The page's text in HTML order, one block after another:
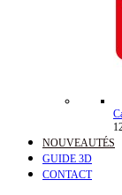
NOUVEAUTÉS
GUIDE 3D
CONTACT